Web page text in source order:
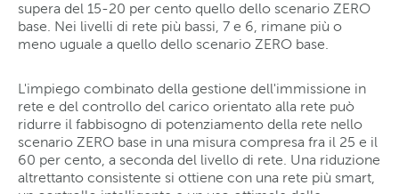
supera del 15-20 per cento quello dello scenario ZERO
base. Nei livelli di rete più bassi, 7 e 6, rimane più o
meno uguale a quello dello scenario ZERO base.
L'impiego combinato della gestione dell'immissione in
rete e del controllo del carico orientato alla rete può
ridurre il fabbisogno di potenziamento della rete nello
scenario ZERO base in una misura compresa fra il 25 e il
60 per cento, a seconda del livello di rete. Una riduzione
altrettanto consistente si ottiene con una rete più smart,